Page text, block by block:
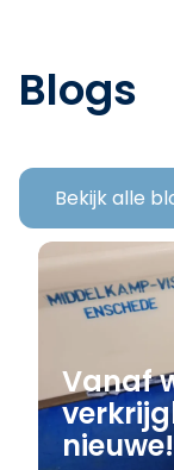
Blogs
Bekijk alle
Vanaf
nieuwe!